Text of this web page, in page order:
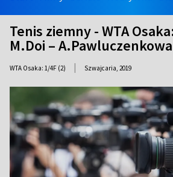
Tenis ziemny - WTA
M.Doi – A.Pawluczenkowa
WTA Osaka: 1/4F (2) | Szwajcaria, 2019